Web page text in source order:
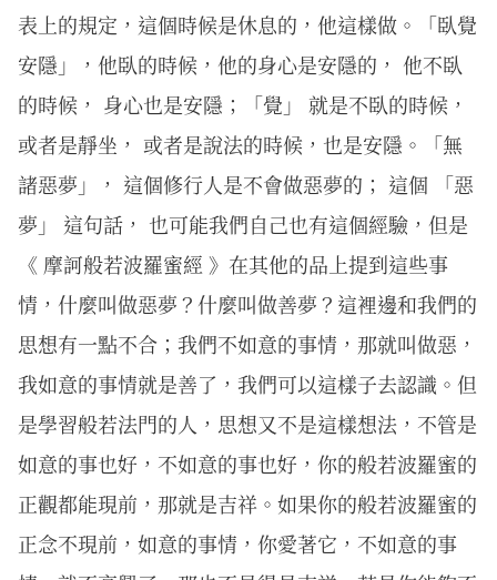
表上的規定，這個時候是休息的，他這樣做。「臥覺
安隱」，他臥的時候，他的身心是安隱的， 他不臥
的時候， 身心也是安隱；「覺」 就是不臥的時候，
或者是靜坐， 或者是說法的時候，也是安隱。「無
諸惡夢」， 這個修行人是不會做惡夢的； 這個 「惡
夢」 這句話， 也可能我們自己也有這個經驗，但是
《 摩訶般若波羅蜜經 》在其他的品上提到這些事
情，什麼叫做惡夢？什麼叫做善夢？這裡邊和我們的
思想有一點不合；我們不如意的事情，那就叫做惡，
我如意的事情就是善了，我們可以這樣子去認識。但
是學習般若法門的人，思想又不是這樣想法，不管是
如意的事也好，不如意的事也好，你的般若波羅蜜的
正觀都能現前，那就是吉祥。如果你的般若波羅蜜的
正念不現前，如意的事情，你愛著它，不如意的事